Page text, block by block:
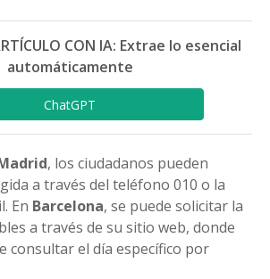
CON IA: Extrae lo esencial
automáticamente
ChatGPT
, los ciudadanos pueden
a través del teléfono 010 o la
En Barcelona, se puede solicitar la
a través de su sitio web, donde
consultar el día específico por